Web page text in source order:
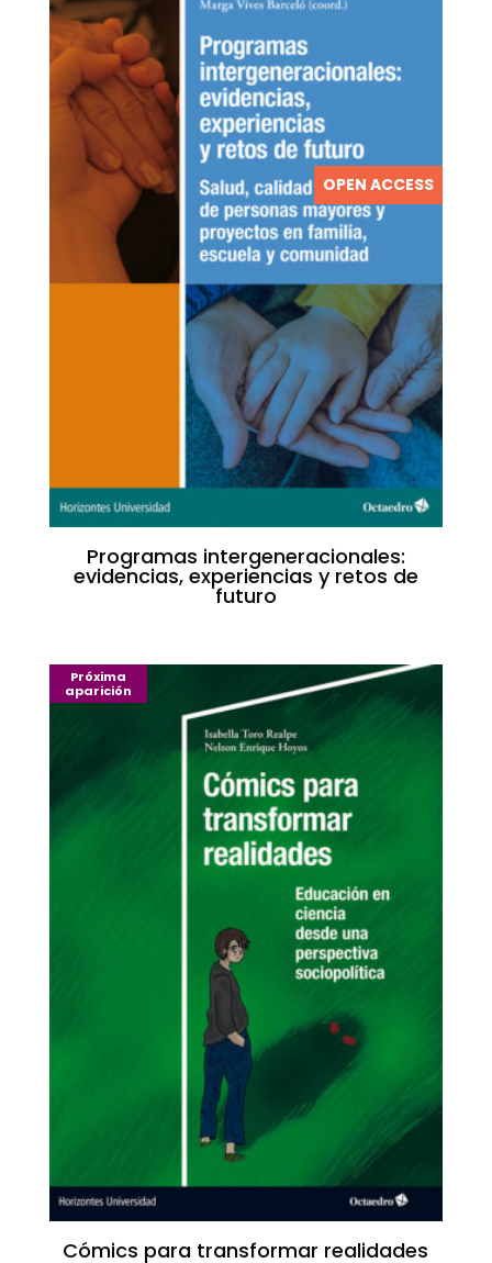
OPEN ACCESS
Programas intergeneracionales:
evidencias, experiencias y retos de
futuro
Próxima
aparición
Cómics para transformar realidades